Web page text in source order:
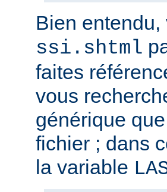
Bien
ssi.shtml
faites
vous
générique
fichier ; dans
la variable